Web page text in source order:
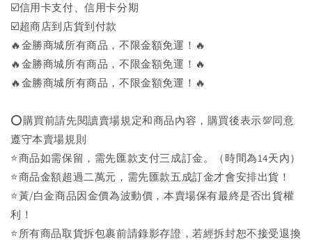
☑️信用卡支付、信用卡分期
☑️超商店到店貨到付款
🔥金勝商城所有商品，不限金額免運！🔥
🔥金勝商城所有商品，不限金額免運！🔥
🔥金勝商城所有商品，不限金額免運！🔥
⭕購買前請先閱讀賣場規定和商品內容，購買後表示💯同意
遵守本賣場規則
⭐商品如需保留，需先匯款支付三成訂金。（時間為14天內）
⭐商品金額超過二萬元，需先匯款五成訂金才會安排出貨！
⭐黃/白金商品因金價為波動價，本賣場保有最終是否出貨權
利！
⭐️所有商品取貨拆包裹前請錄影存證，若經拆封恕不接受退換